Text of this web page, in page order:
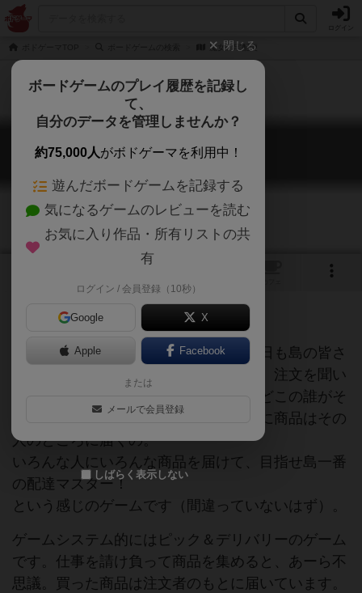
魔女の宅配便
魔女の宅配便
Delivery Witches
私は島の人々に荷物を届ける魔女。今日も島の皆さ
んの御用聞きをして島中を巡り歩くの。注文を聞い
たら、欲しい商品があるお店に行ってどこの誰がそ
の商品が欲しいって伝えると、自動的に商品はその
人のところに届くの。
いろんな人にいろんな商品を届けて、目指せ島一番
の配達マスター！
という感じのゲームです（間違っていないはず）。
ゲームシステム的にはピック＆デリバリーのゲーム
です。仕事を請け負って商品を集めると、あーら不
思議。買った商品は注文者のもとに届いています。
閉じる
ボードゲームのプレイ履歴を記録し
て、
自分のデータを管理しませんか？
約75,000人がボドゲーマを利用中！
遊んだボードゲームを記録する
気になるゲームのレビューを読む
お気に入り作品・所有リストの共
有
ログイン / 会員登録（10秒）
Google X
Apple Facebook
または
メールで会員登録
しばらく表示しない